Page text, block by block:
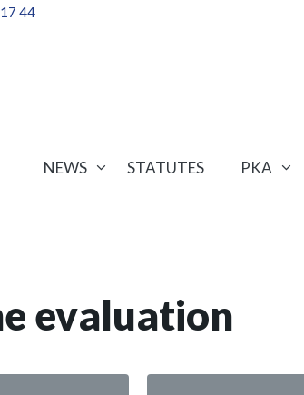
44
NEWS STATUTES PKA
evaluation